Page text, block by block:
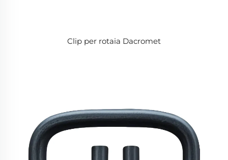
Clip per rotaia Dacromet